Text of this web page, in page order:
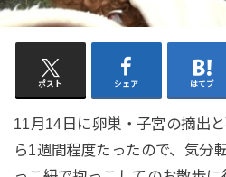
ポスト シェア はてブ
11月14日に卵巣・子宮の摘出
ら1週間程度たったので、気分